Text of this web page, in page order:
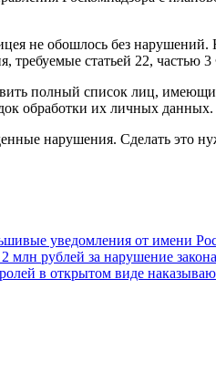
не обошлось без
требуемые статьей 22, частью
полный список лиц,
обработки их личных данных.
нарушения. Сделать это
уведомления от имени
млн рублей за нарушение
в открытом виде